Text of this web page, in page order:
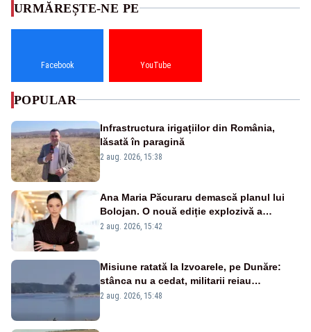
URMĂREȘTE-NE PE
Facebook YouTube
POPULAR
Infrastructura irigațiilor din România,
lăsată în paragină
2 aug. 2026, 15:38
Ana Maria Păcuraru demască planul lui
Bolojan. O nouă ediție explozivă a
emisiunii „Miza Zilei” la Realitatea PLUS
2 aug. 2026, 15:42
Misiune ratată la Izvoarele, pe Dunăre:
stânca nu a cedat, militarii reiau
detonările luni – VIDEO
2 aug. 2026, 15:48